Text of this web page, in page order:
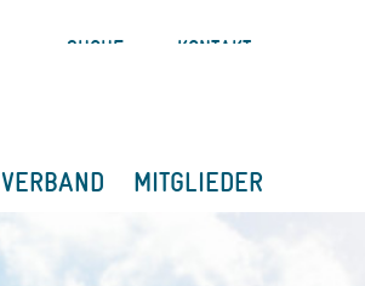
SUCHE KONTAKT
VERBAND MITGLIEDER